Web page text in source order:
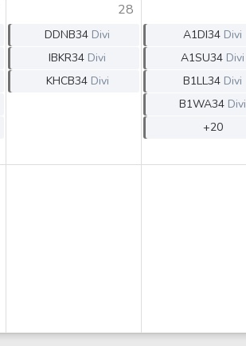
28
DDNB34 Divi
IBKR34 Divi
KHCB34 Divi
A1DI34 Divi
A1SU34 Divi
B1LL34 Divi
B1WA34 Divi
+20